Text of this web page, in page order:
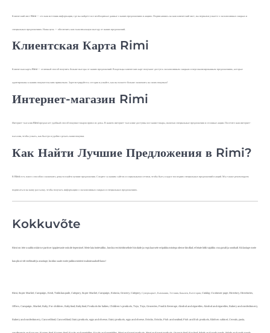
Клиентский лист Rimi — это ваш источник информации, где вы найдете все необходимые данные о наших предложениях и акциях. Подписавшись на наш клиентский лист, вы первыми узнаете о эксклюзивных скидках и
специальных предложениях. Наша цель — обеспечить вам максимальную выгоду от наших предложений.
Клиентская Карта Rimi
Клиентская карта Rimi — отличный способ получить больше выгоды от наших предложений. Владельцы клиентских карт получают доступ к эксклюзивным скидкам и персонализированным предложениям, которые
адаптированы к вашим покупательским привычкам. Зарегистрируйтесь сегодня и узнайте, как вы можете больше экономить на своих покупках!
Интернет-магазин Rimi
Интернет-магазин Rimi предлагает удобный способ покупки товаров прямо из дома. В нашем интернет-магазине доступны все наши товары, включая специальные предложения и сезонные акции. Посетите наш интернет-
магазин, чтобы узнать, как быстро и удобно сделать ваши покупки.
Как Найти Лучшие Предложения в Rimi?
В Rimi есть много способов сэкономить деньги и найти лучшие предложения. Следите за нашим сайтом и социальными сетями, чтобы быть в курсе последних специальных предложений и акций. Мы также рекомендуем
подписаться на нашу рассылку, чтобы получать информацию о эксклюзивных скидках и специальных предложениях.
Kokkuvõte
Rimi on teie usaldusväärne partner igapäevaste ostude tegemisel. Meie laia tootevaliku, konkurentsivõimeliste hindade ja regulaarsete eripakkumistega oleme kindlad, et leiate kõik vajaliku mugavalt ja soodsalt. Külastage meie
kauplusi või veebisaiti ja avastage, kuidas saate meie pakkumistest maksimaalselt kasu!
Rimi, Super Market, Campaign, Eesti, Toidukaupade, Category, Super Market, Campaign, Estonia, Grocery, Category, Супермаркет, Кампания, Эстония, Бакалея, Категория, Catalog, Customer page, Directory, Directories,
Offers, Campaign, Market, Baby, For children, Baby food, Baby food, Products for babies, Children's products, Toys, Toys, Groceries, Food & Beverage, Alcohol and cigarettes, Alcohol and cigarettes, Bakery and confectionery,
Bakery and confectionery, Canned food, Canned food, Dairy products, eggs and cheese, Dairy products, eggs and cheese, Drinks, Drinks, Fish and seafood, Fish and fish products, Kitchen cabinet, Cereals, pasta,